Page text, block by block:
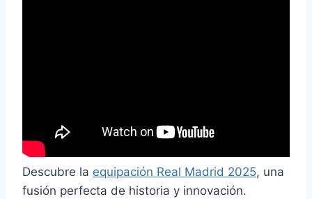
Descubre la equipación Real Madrid 2025, una
fusión perfecta de historia y innovación.